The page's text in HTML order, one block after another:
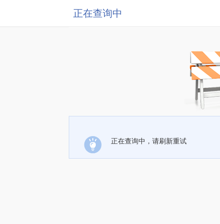
正在查询中
正在查询中，请刷新重试